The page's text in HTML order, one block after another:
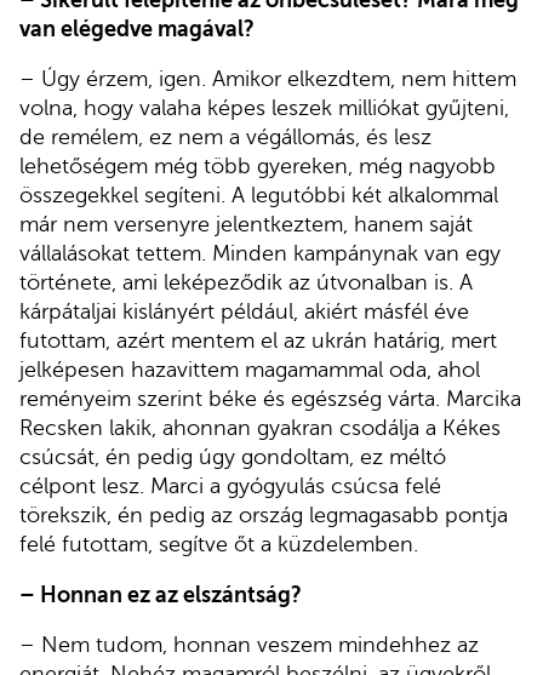
van elégedve magával?
– Úgy érzem, igen. Amikor elkezdtem, nem hittem
volna, hogy valaha képes leszek milliókat gyűjteni,
de remélem, ez nem a végállomás, és lesz
lehetőségem még több gyereken, még nagyobb
összegekkel segíteni. A legutóbbi két alkalommal
már nem versenyre jelentkeztem, hanem saját
vállalásokat tettem. Minden kampánynak van egy
története, ami leképeződik az útvonalban is. A
kárpátaljai kislányért például, akiért másfél éve
futottam, azért mentem el az ukrán határig, mert
jelképesen hazavittem magamammal oda, ahol
reményeim szerint béke és egészség várta. Marcika
Recsken lakik, ahonnan gyakran csodálja a Kékes
csúcsát, én pedig úgy gondoltam, ez méltó
célpont lesz. Marci a gyógyulás csúcsa felé
törekszik, én pedig az ország legmagasabb pontja
felé futottam, segítve őt a küzdelemben.
– Honnan ez az elszántság?
– Nem tudom, honnan veszem mindehhez az